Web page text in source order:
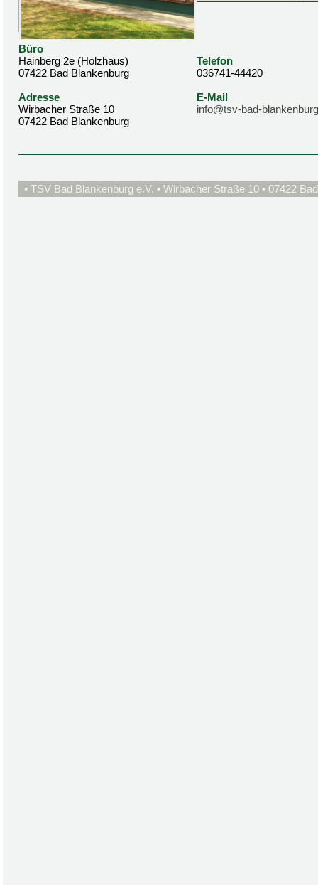
Büro
Hainberg 2e (Holzhaus)
07422 Bad Blankenburg
Adresse
Wirbacher Straße 10
07422 Bad Blankenburg
Telefon
036741-44420
E-Mail
info@tsv-bad-
• TSV Bad Blankenburg e.V. • Wirbacher Straße 10 • 07422